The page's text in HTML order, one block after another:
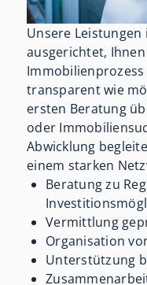
Unsere
ausgerichtet,
transparent wie
ersten Beratung
oder
Abwicklung
einem starken
Beratung zu
Vermittlung
Organisation
Unterstützung